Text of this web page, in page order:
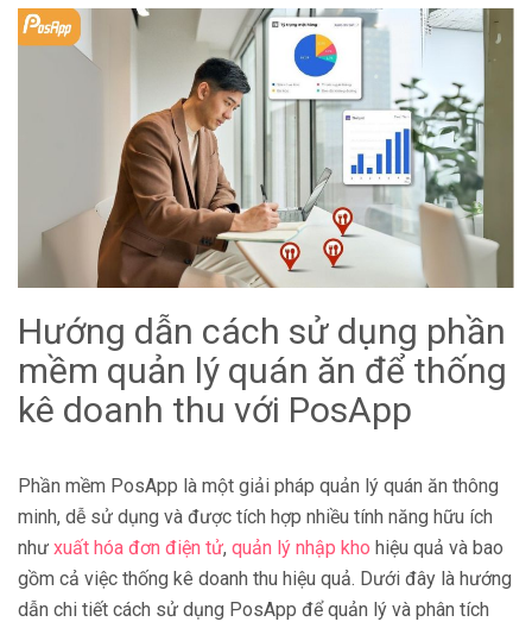
Hướng dẫn cách sử dụng phần
mềm quản lý quán ăn để thống
kê doanh thu với PosApp
Phần mềm PosApp là một giải pháp quản lý quán ăn thông
minh, dễ sử dụng và được tích hợp nhiều tính năng hữu ích
như xuất hóa đơn điện tử, quản lý nhập kho hiệu quả và bao
gồm cả việc thống kê doanh thu hiệu quả. Dưới đây là hướng
dẫn chi tiết cách sử dụng PosApp để quản lý và phân tích